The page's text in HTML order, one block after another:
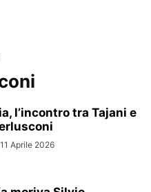
l’incontro tra Tajani e
11 Aprile 2026